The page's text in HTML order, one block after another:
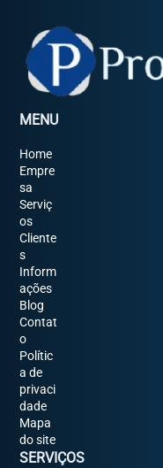
MENU
Home
Empre
sa
Serviç
os
Cliente
s
Inform
ações
Blog
Contat
o
Polític
a de
privaci
dade
Mapa
do site
SERVIÇOS